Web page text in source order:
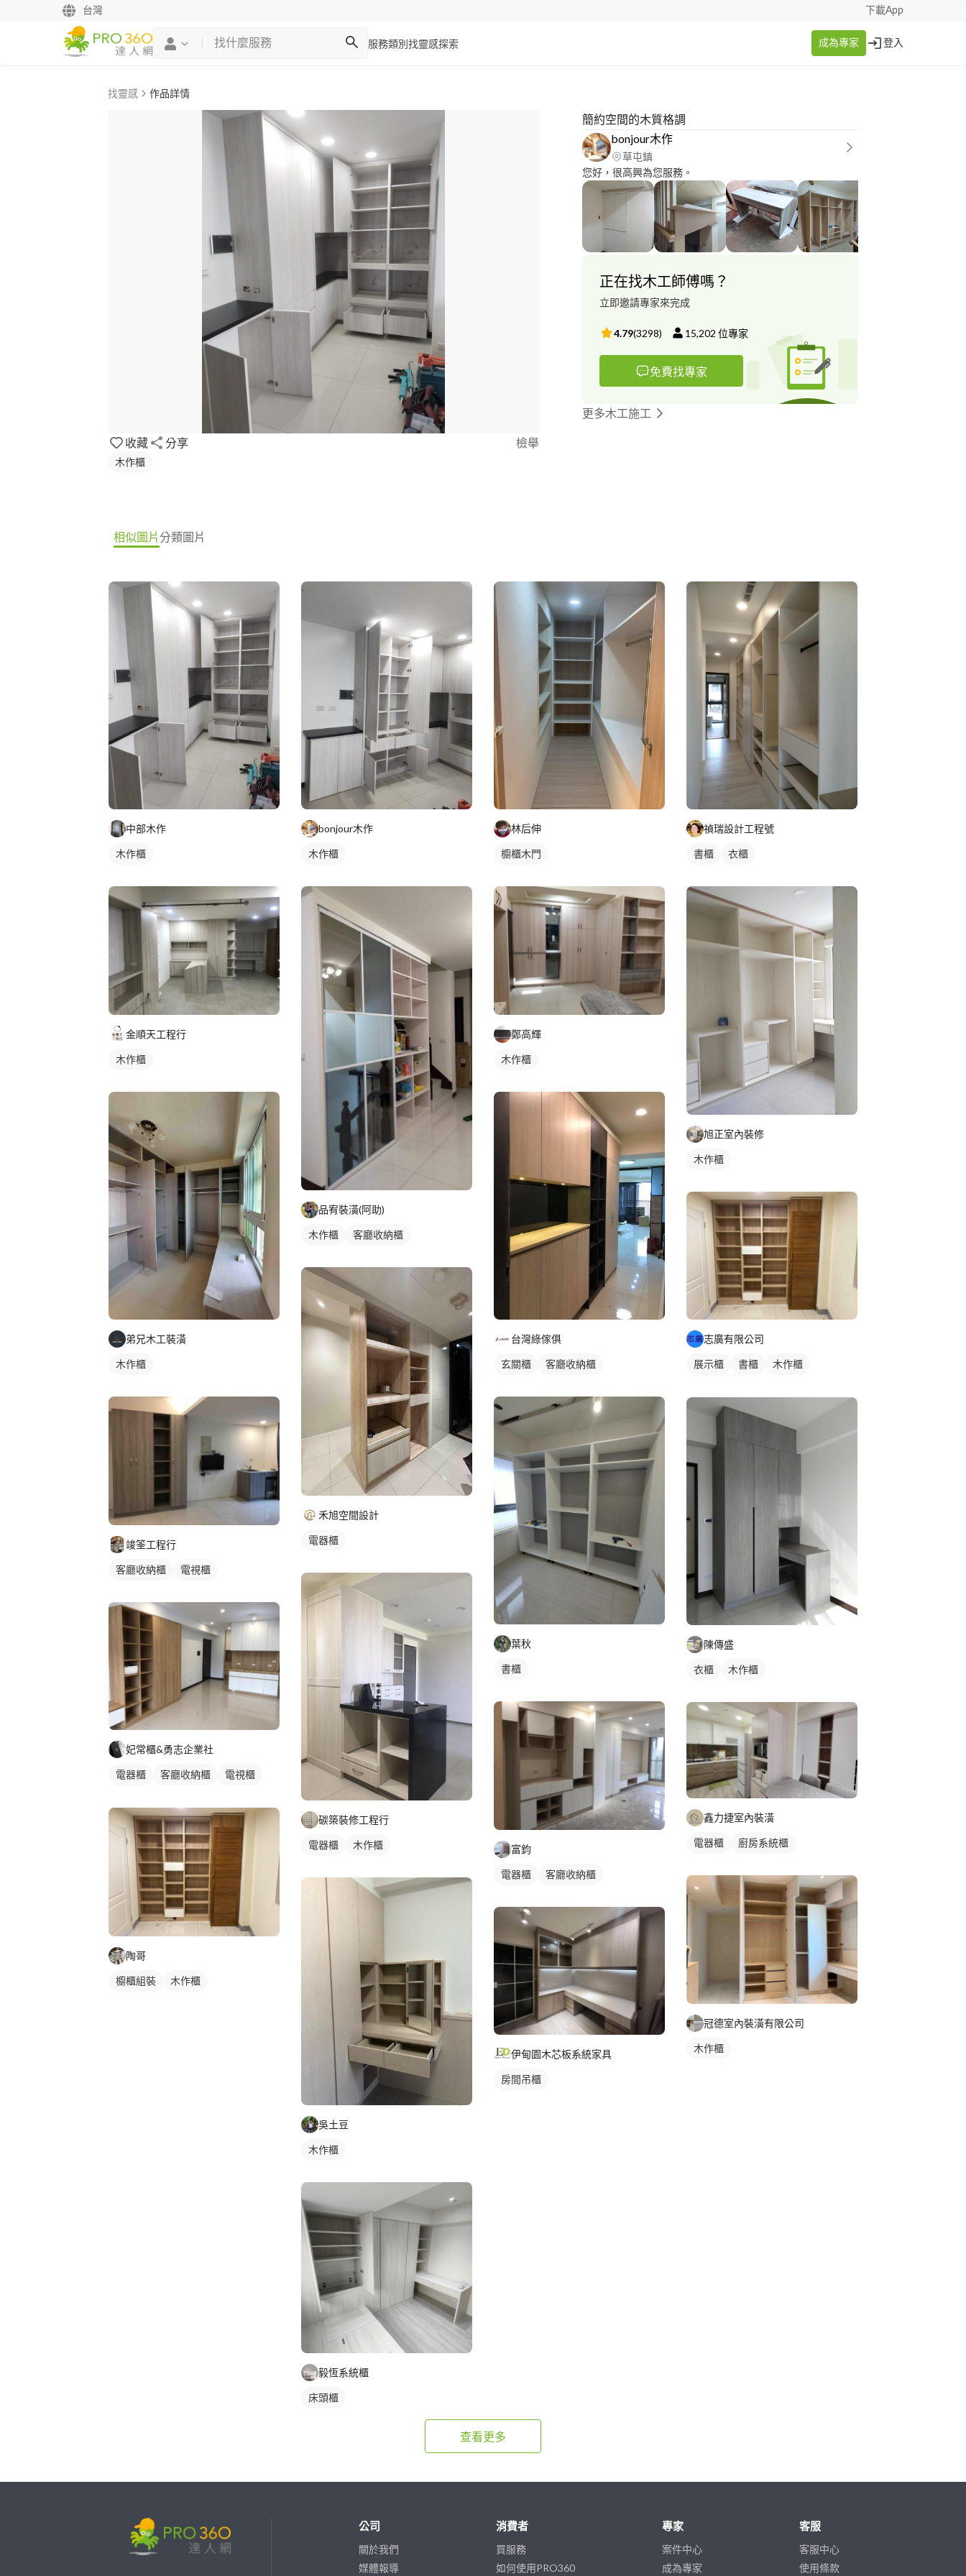
台灣 下載App
服務類別 找靈感探索 成為專家 登入
找靈感 作品詳情
收藏 分享 檢舉
木作櫃
簡約空間的木質格調
bonjour木作
草屯鎮
您好，很高興為您服務。
正在找木工師傅嗎？
立即邀請專家來完成
4.79(3298) 15,202 位專家
免費找專家
更多木工施工
相似圖片分類圖片
中部木作
木作櫃
金順天工程行
木作櫃
弟兄木工裝潢
木作櫃
竣筌工程行
客廳收納櫃 電視櫃
妃常櫃&勇志企業社
電器櫃 客廳收納櫃
電視櫃
陶哥
櫥櫃組裝 木作櫃
bonjour木作
木作櫃
品宥裝潢(阿助)
木作櫃 客廳收納櫃
禾旭空間設計
電器櫃
碳築裝修工程行
電器櫃 木作櫃
吳土豆
木作櫃
毅恆系統櫃
床頭櫃
林后伸
櫥櫃木門
鄭高輝
木作櫃
台灣綠傢俱
玄關櫃 客廳收納櫃
葉秋
書櫃
富鈞
電器櫃 客廳收納櫃
伊甸園木芯板系統家具
房間吊櫃
禎瑞設計工程號
書櫃 衣櫃
旭正室內裝修
木作櫃
志廣有限公司
展示櫃 書櫃
木作櫃
陳傳盛
衣櫃 木作櫃
鑫力捷室內裝潢
電器櫃 廚房系統櫃
冠德室內裝潢有限公司
木作櫃
查看更多
公司
關於我們
媒體報導
消費者
買服務
如何使用PRO360
專家
案件中心
成為專家
客服
客服中心
使用條款